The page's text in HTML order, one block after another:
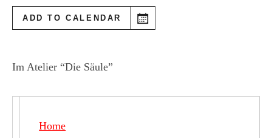
ADD TO CALENDAR
Im Atelier “Die Säule”
Home